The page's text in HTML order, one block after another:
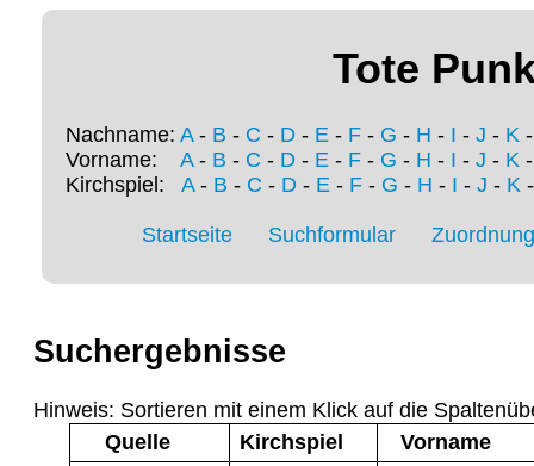
Tote
Nachname: A- B - C - D - E - F - G - H - I - J - K
Vorname: A- B - C - D - E - F - G - H - I - J - K
Kirchspiel: A- B - C - D- E- F- G - H - I - J - K
Startseite Suchformular
Suchergebnisse
Hinweis: Sortieren mit einem Klick auf die
Quelle
Kirchspiel
Vorname